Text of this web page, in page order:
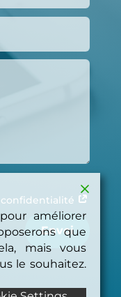
Envoi
améliorer
que
mais vous
le souhaitez.